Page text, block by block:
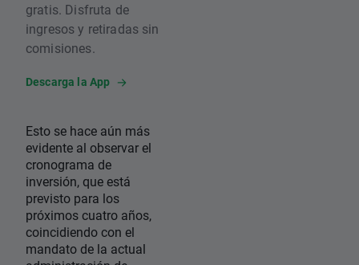
gratis. Disfruta de
ingresos y retiradas sin
comisiones.
Descarga la App
Esto se hace aún más
evidente al observar el
cronograma de
inversión, que está
previsto para los
próximos cuatro años,
coincidiendo con el
mandato de la actual